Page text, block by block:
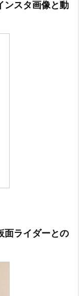
ンスタ画像と動
面ライダーとの